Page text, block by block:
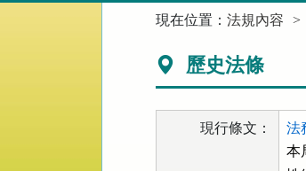
現在位置：法規內容
歷史法條
現行條文：
法
本